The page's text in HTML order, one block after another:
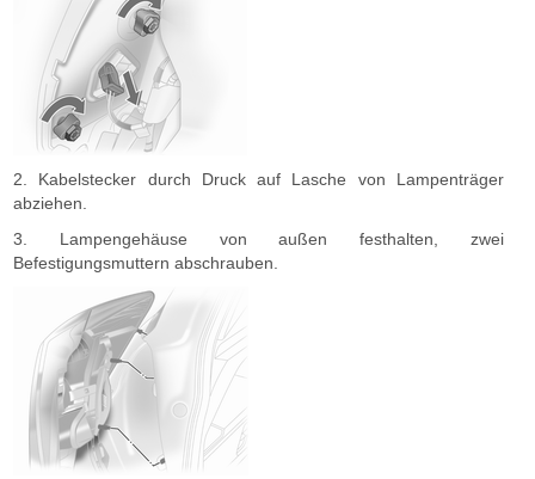
2. Kabelstecker durch Druck auf Lasche von Lampenträger
abziehen.
3. Lampengehäuse von außen festhalten, zwei
Befestigungsmuttern abschrauben.